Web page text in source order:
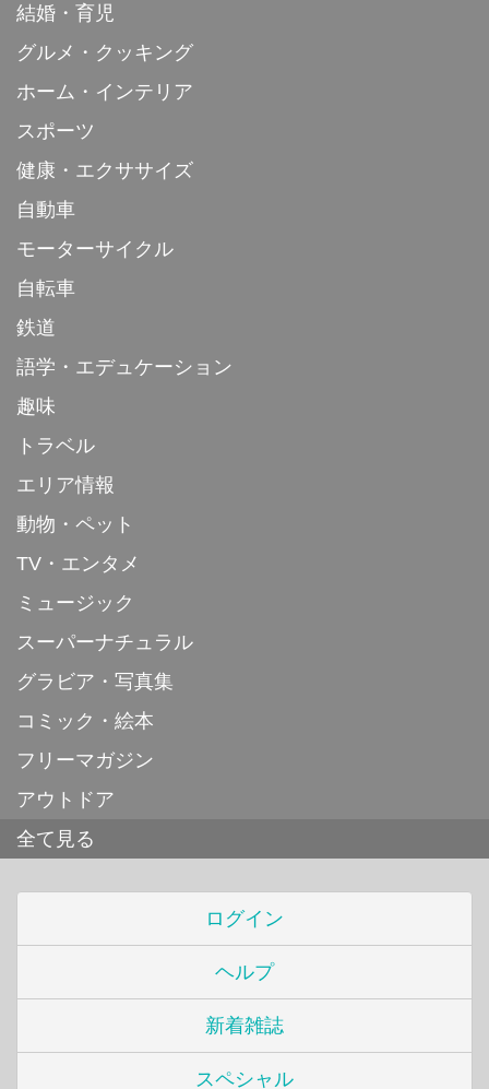
結婚・育児
グルメ・クッキング
ホーム・インテリア
スポーツ
健康・エクササイズ
自動車
モーターサイクル
自転車
鉄道
語学・エデュケーション
趣味
トラベル
エリア情報
動物・ペット
TV・エンタメ
ミュージック
スーパーナチュラル
グラビア・写真集
コミック・絵本
フリーマガジン
アウトドア
全て見る
ログイン
ヘルプ
新着雑誌
スペシャル